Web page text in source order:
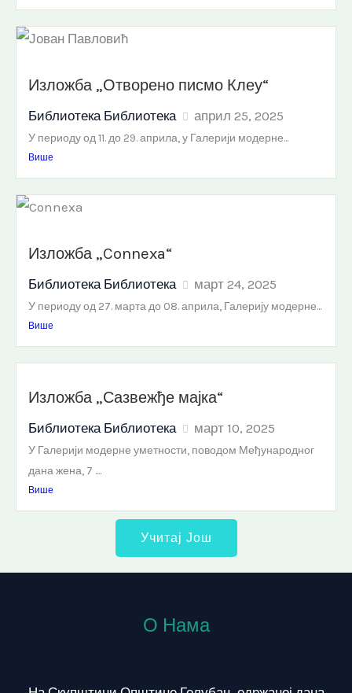
Изложба „Отворено писмо Клеу“
Библиотека Библиотека април 25, 2025
У периоду од 11. до 29. априла, у Галерији модерне...
Више
Изложба „Connexa“
Библиотека Библиотека март 24, 2025
У периоду од 27. марта до 08. априла, Галерију модерне...
Више
Изложба „Сазвежђе мајка“
Библиотека Библиотека март 10, 2025
У Галерији модерне уметности, поводом Међународног
дана жена, 7 ....
Више
Учитај Још
О Нама